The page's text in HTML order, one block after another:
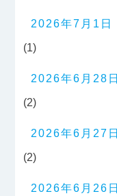
2026年7月1日
(1)
2026年6月28日
(2)
2026年6月27日
(2)
2026年6月26日